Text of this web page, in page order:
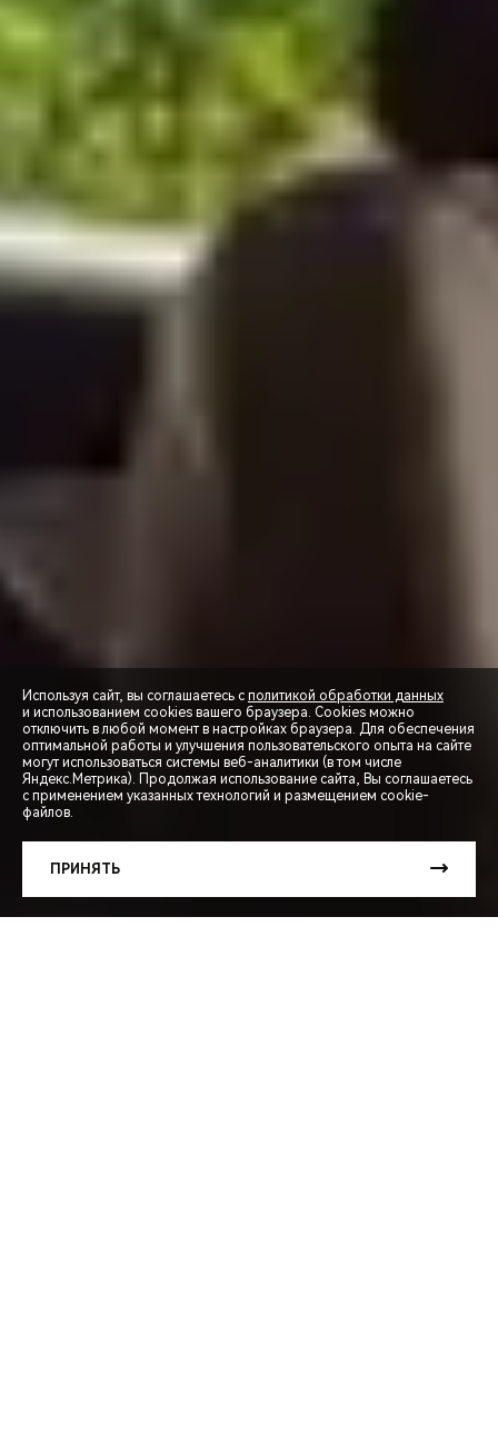
СПЕЦПРЕДЛОЖЕНИЯ
Используя сайт, вы соглашаетесь с политикой обработки данных
и использованием cookies вашего браузера. Cookies можно
отключить в любой момент в настройках браузера. Для обеспечения
оптимальной работы и улучшения пользовательского опыта на сайте
могут использоваться системы веб-аналитики (в том числе
Яндекс.Метрика). Продолжая использование сайта, Вы соглашаетесь
с применением указанных технологий и размещением cookie-
файлов.
ПРИНЯТЬ